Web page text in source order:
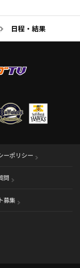
日程・結果
ーポリシー
問
募集 （別ウィンドウで開く